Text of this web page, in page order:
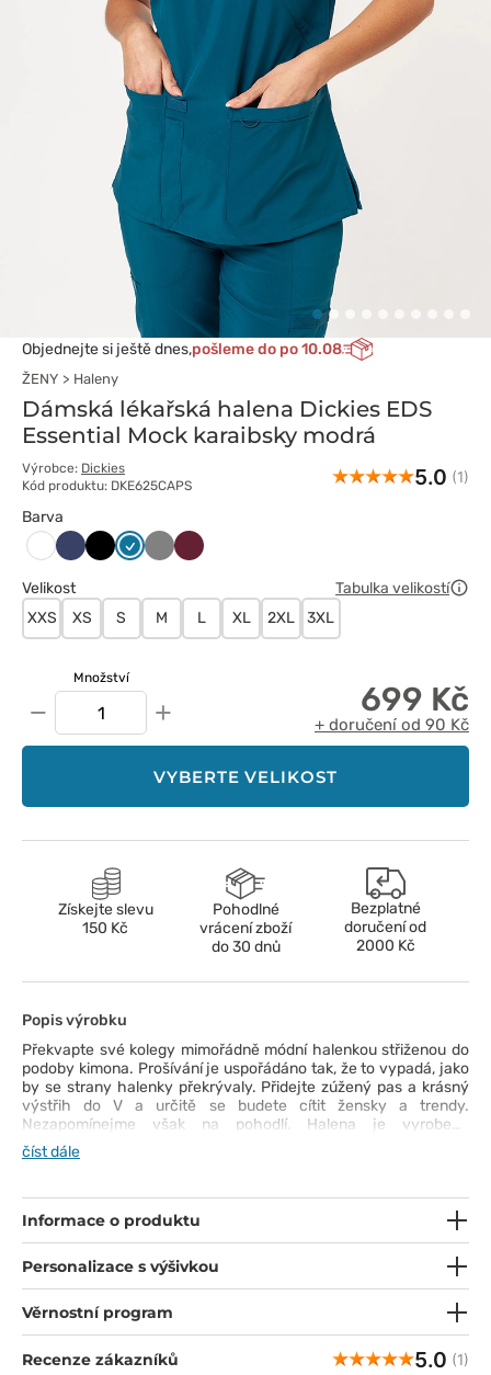
Objednejte si ještě dnes,pošleme do po 10.08
ŽENY Haleny
Dámská lékařská halena Dickies EDS
Essential Mock karaibsky modrá
Výrobce: Dickies
Kód produktu: DKE625CAPS
5.0 (1)
Barva
Biały CiemnyCzarny
Karaibski
Szary Wiśniowy
Velikost
Tabulka velikostí
XXS
XS S M L XL 2XL 3XL
Množství
− + 699 Kč
+ doručení od 90 Kč
VYBERTE VELIKOST
Získejte slevu
150 Kč
Pohodlné
vrácení zboží
do 30 dnů
Bezplatné
doručení od
2000 Kč
Popis výrobku
Překvapte své kolegy mimořádně módní halenkou střiženou do
podoby kimona. Prošívání je uspořádáno tak, že to vypadá, jako
by se strany halenky překrývaly. Přidejte zúžený pas a krásný
výstřih do V a určitě se budete cítit žensky a trendy.
Nezapomínejme však na pohodlí. Halena je vyrobena
z příjemné, elastické tkaniny, která odvádí vlhkost - můžete se
tak cítit sebejistě a pohodlně celé hodiny. Četné kapsy
nástroje, které ke své práci potřebujete.
číst dále
Informace o produktu
Personalizace s výšivkou
Věrnostní program
Recenze zákazníků 5.0 (1)